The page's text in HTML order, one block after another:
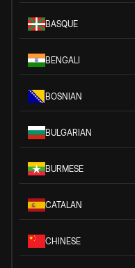
BASQUE
BENGALI
BOSNIAN
BULGARIAN
BURMESE
CATALAN
CHINESE